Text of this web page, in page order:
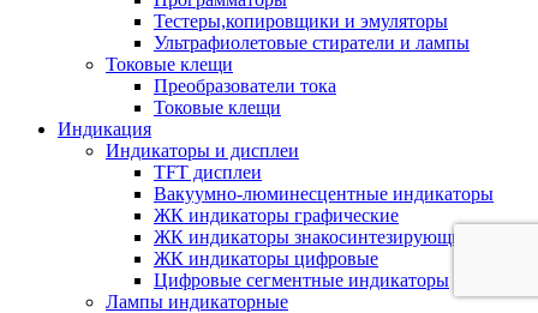
Тестеры,копировщики и эмуляторы
Ультрафиолетовые стиратели и лампы
Токовые клещи
Преобразователи тока
Токовые клещи
Индикация
Индикаторы и дисплеи
TFT дисплеи
Вакуумно-люминесцентные индикаторы
ЖК индикаторы графические
ЖК индикаторы знакосинтезирующие
ЖК индикаторы цифровые
Цифровые сегментные индикаторы
Лампы индикаторные